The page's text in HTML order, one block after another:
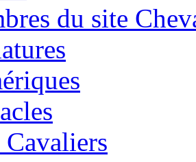
du site
Cavaliers